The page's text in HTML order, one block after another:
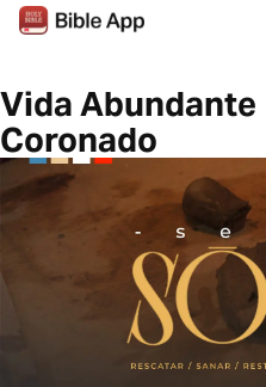
Vida Abundante
Coronado